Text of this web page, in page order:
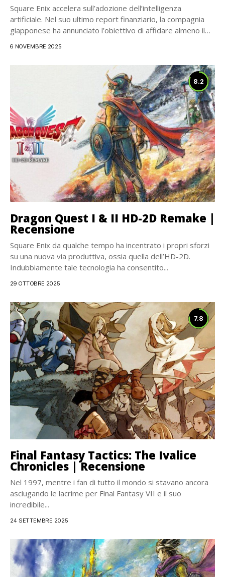
Square Enix accelera sull’adozione dell’intelligenza
artificiale. Nel suo ultimo report finanziario, la compagnia
giapponese ha annunciato l’obiettivo di affidare almeno il
6 NOVEMBRE 2025
8.2
Dragon Quest I & II HD-2D Remake |
Recensione
Square Enix da qualche tempo ha incentrato i propri sforzi
su una nuova via produttiva, ossia quella dell’HD-2D.
Indubbiamente tale tecnologia ha consentito...
29 OTTOBRE 2025
7.8
Final Fantasy Tactics: The Ivalice
Chronicles | Recensione
Nel 1997, mentre i fan di tutto il mondo si stavano ancora
asciugando le lacrime per Final Fantasy VII e il suo
incredibile...
24 SETTEMBRE 2025